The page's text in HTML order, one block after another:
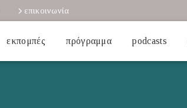
επικοινωνία
εκπομπές πρόγραμμα podcasts